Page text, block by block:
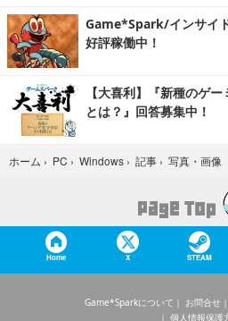
Game*Spark/インサイ
好評稼働中！
【大喜利】『新種のゲ
とは？』回答募集中！
ホーム › PC › Windows › 記事 › 写真・画像
Home X STEAM
Game*Sparkについて お問合せ
個人情報保護